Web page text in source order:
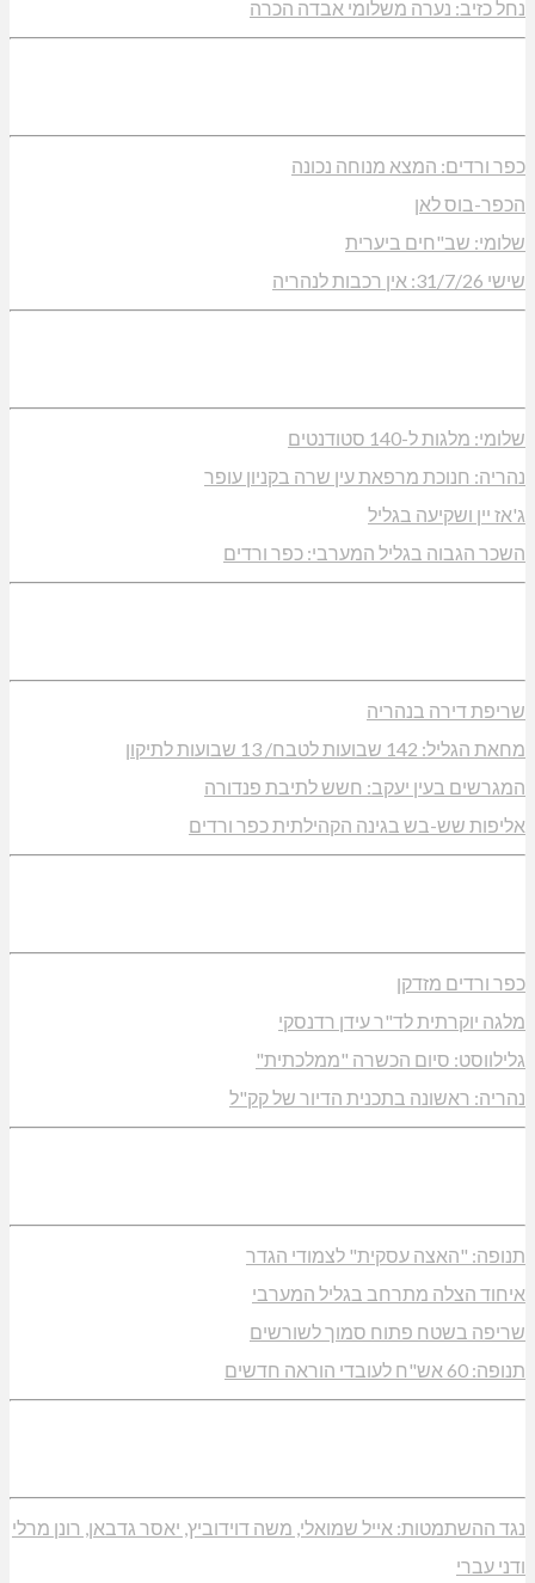
נחל כזיב: נערה משלומי אבדה הכרה
כפר ורדים: המצא מנוחה נכונה
הכפר-בוס לאן
שלומי: שב"חים ביערית
שישי 31/7/26: אין רכבות לנהריה
שלומי: מלגות ל-140 סטודנטים
נהריה: חנוכת מרפאת עין שרה בקניון עופר
ג'אז יין ושקיעה בגליל
השכר הגבוה בגליל המערבי: כפר ורדים
שריפת דירה בנהריה
מחאת הגליל: 142 שבועות לטבח/ 13 שבועות לתיקון
המגרשים בעין יעקב: חשש לתיבת פנדורה
אליפות שש-בש בגינה הקהילתית כפר ורדים
כפר ורדים מזדקן
מלגה יוקרתית לד"ר עידן רדנסקי
גלילווסט: סיום הכשרה "ממלכתית"
נהריה: ראשונה בתכנית הדיור של קק"ל
תנופה: "האצה עסקית" לצמודי הגדר
איחוד הצלה מתרחב בגליל המערבי
שריפה בשטח פתוח סמוך לשורשים
תנופה: 60 אש"ח לעובדי הוראה חדשים
נגד ההשתמטות: אייל שמואלי, משה דוידוביץ, יאסר גדבאן, רונן מרלי
ודני עברי